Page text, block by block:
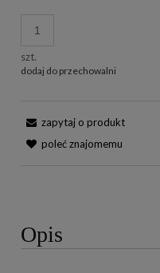
szt.
dodaj do przechowalni
zapytaj o produkt
poleć znajomemu
Opis